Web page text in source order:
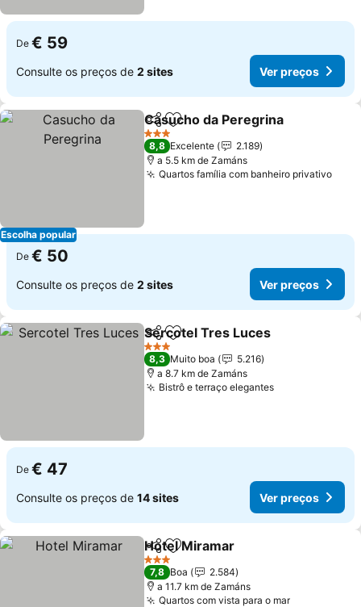
De € 59
Consulte os preços de 2 sites Ver preços
Escolha popular
PartilharAdicionar aos favoritos
Casucho da Peregrina
3 Estrelas
8,8 Excelente
2.189
a 5.5 km de Zamáns
Quartos família com banheiro privativo
De € 50
Consulte os preços de 2 sites Ver preços
PartilharAdicionar aos favoritos
Sercotel Tres Luces
3 Estrelas
8,3 Muito boa
5.216
a 8.7 km de Zamáns
Bistrô e terraço elegantes
De € 47
Consulte os preços de 14 sites Ver preços
PartilharAdicionar aos favoritos
Hotel Miramar
3 Estrelas
7,8 Boa
2.584
a 11.7 km de Zamáns
Quartos com vista para o mar